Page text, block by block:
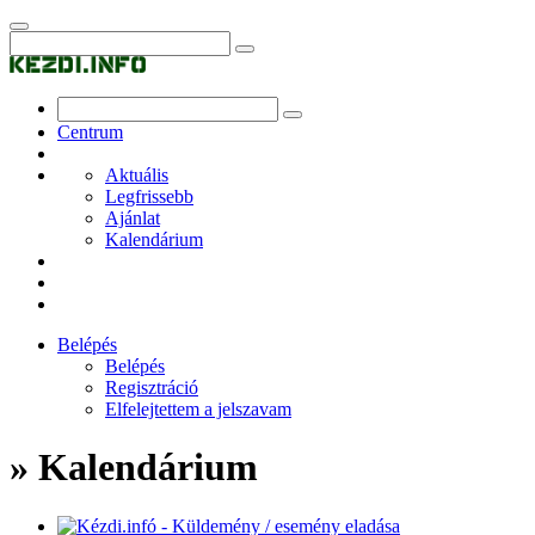
Centrum
Aktuális
Legfrissebb
Ajánlat
Kalendárium
Belépés
Belépés
Regisztráció
Elfelejtettem a jelszavam
» Kalendárium